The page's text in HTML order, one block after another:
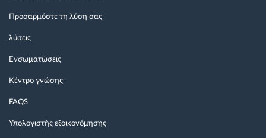
Προσαρμόστε τη λύση σας
λύσεις
Ενσωματώσεις
Κέντρο γνώσης
FAQS
Υπολογιστής εξοικονόμησης